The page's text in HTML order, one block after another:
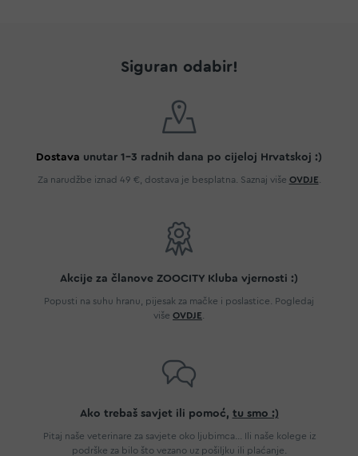
Siguran odabir!
Dostava unutar 1-3 radnih dana po cijeloj Hrvatskoj :)
Za narudžbe iznad 49 €, dostava je besplatna. Saznaj više OVDJE
Akcije za članove ZOOCITY Kluba vjernosti :)
Popusti na suhu hranu, pijesak za mačke i poslastice. Pogledaj
više OVDJE
Ako trebaš savjet ili pomoć, tu smo :)
Pitaj naše veterinare za savjete oko ljubimca... Ili naše kolege iz
podrške za bilo što vezano uz pošiljku ili plaćanje.